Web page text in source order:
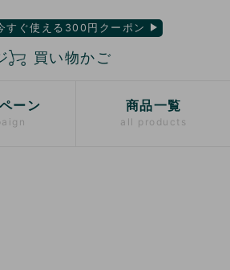
すぐ使える300円クーポン
買い物かご
ーン 商品一覧
all products